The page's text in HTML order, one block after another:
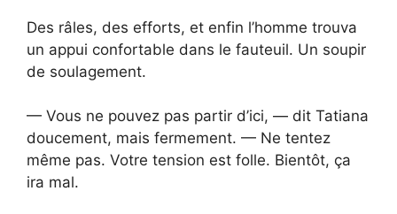
Des râles, des efforts, et enfin l’homme trouva
un appui confortable dans le fauteuil. Un soupir
de soulagement.
— Vous ne pouvez pas partir d’ici, — dit Tatiana
doucement, mais fermement. — Ne tentez
même pas. Votre tension est folle. Bientôt, ça
ira mal.